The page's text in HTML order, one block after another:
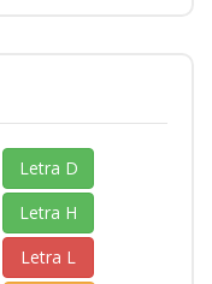
Letra D
Letra H
Letra L